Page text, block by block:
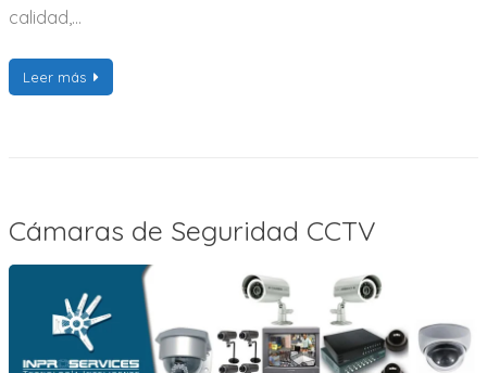
calidad,…
Leer más
Cámaras de Seguridad CCTV